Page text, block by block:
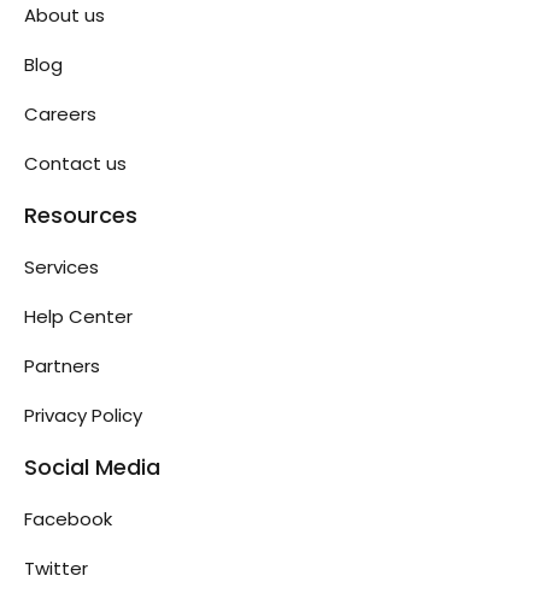
About us
Blog
Careers
Contact us
Resources
Services
Help Center
Partners
Privacy Policy
Social Media
Facebook
Twitter